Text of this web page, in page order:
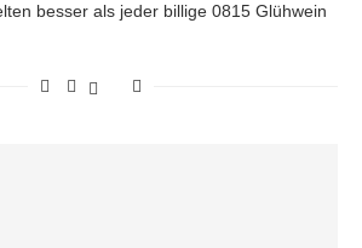
besser als jeder billige 0815 Glühwein